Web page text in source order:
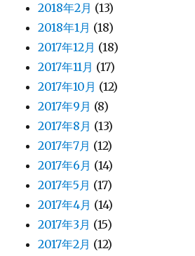
2018年2月 (13)
2018年1月 (18)
2017年12月 (18)
2017年11月 (17)
2017年10月 (12)
2017年9月 (8)
2017年8月 (13)
2017年7月 (12)
2017年6月 (14)
2017年5月 (17)
2017年4月 (14)
2017年3月 (15)
2017年2月 (12)